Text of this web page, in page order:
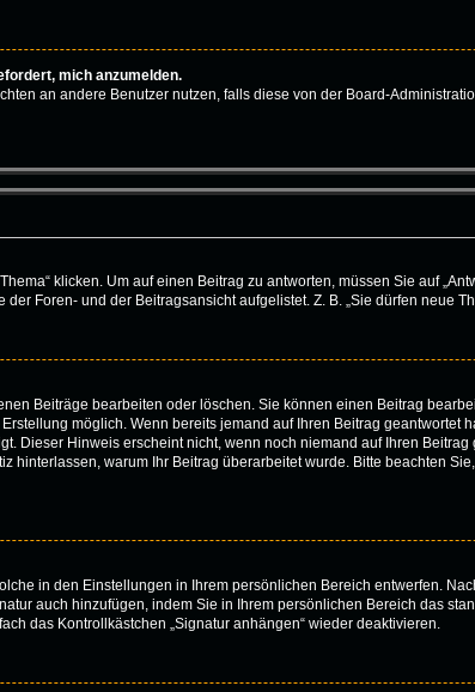
mich anzumelden.
an andere Benutzer nutzen, falls diese von der Board-
klicken. Um auf einen Beitrag zu antworten, müssen Sie auf
Foren- und der Beitragsansicht aufgelistet. Z. B. „Sie dürfen neue
Beiträge bearbeiten oder löschen. Sie können einen Beitrag
möglich. Wenn bereits jemand auf Ihren Beitrag geantwortet
Dieser Hinweis erscheint nicht, wenn noch niemand auf Ihren
hinterlassen, warum Ihr Beitrag überarbeitet wurde. Bitte beachten
in den Einstellungen in Ihrem persönlichen Bereich entwerfen.
auch hinzufügen, indem Sie in Ihrem persönlichen Bereich das
das Kontrollkästchen „Signatur anhängen“ wieder deaktivieren.